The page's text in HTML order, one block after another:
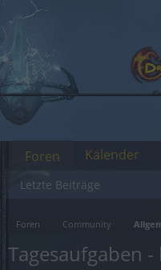
Foren Community
Tagesaufgaben
Foren
Letzte Beiträge
Kalender